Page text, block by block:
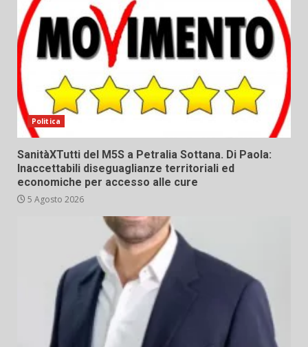
Politica
SanitàXTutti del M5S a Petralia Sottana. Di Paola:
Inaccettabili diseguaglianze territoriali ed
economiche per accesso alle cure
5 Agosto 2026